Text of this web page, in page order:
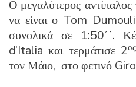
Ο μεγαλύτερος
να είναι ο Tom
συνολικά σε 1:50΄΄.
d’Italia και τερμάτισε 2ος
τον Μάιο, στο φετινό